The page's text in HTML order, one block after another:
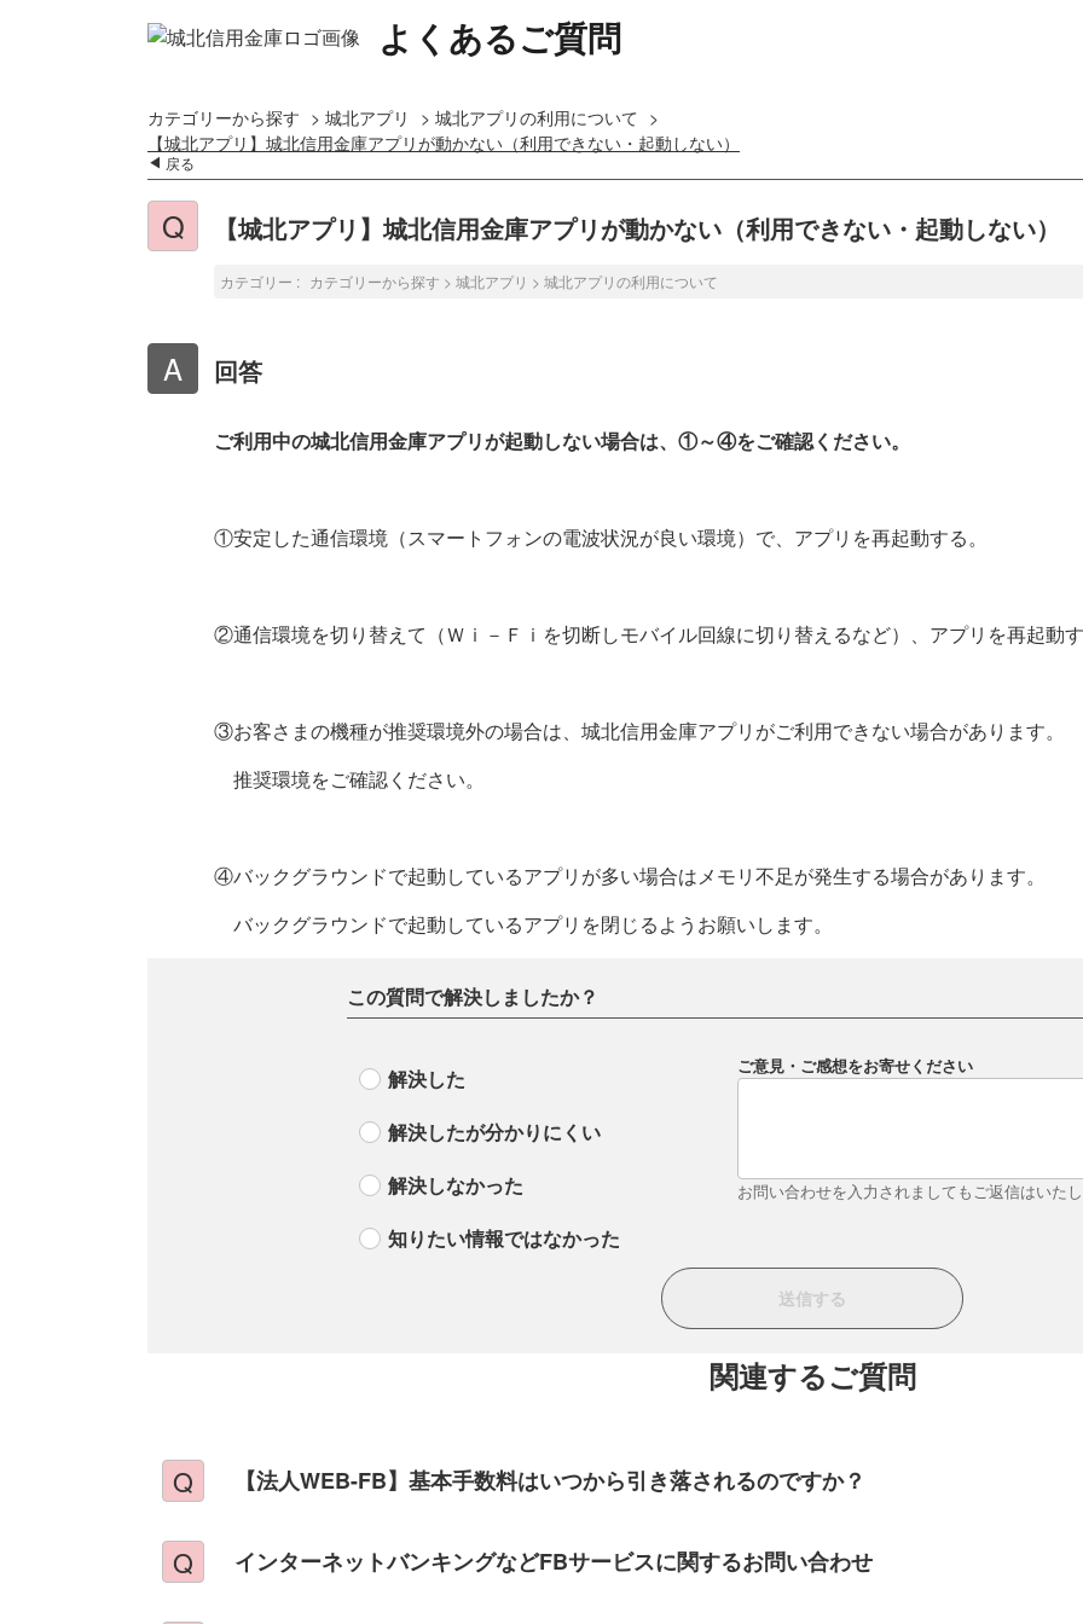
よくあるご質問
カテゴリーから探す > 城北アプリ > 城北アプリの利用について >
【城北アプリ】城北信用金庫アプリが動かない（利用できない・起動しない）
戻る
【城北アプリ】城北信用金庫アプリが動かない（利用できない・起動しない）
カテゴリー : カテゴリーから探す > 城北アプリ > 城北アプリの利用について
回答
ご利用中の城北信用金庫アプリが起動しない場合は、①～④をご確認ください。
①安定した通信環境（スマートフォンの電波状況が良い環境）で、アプリを再起動する。
②通信環境を切り替えて（Ｗｉ－Ｆｉを切断しモバイル回線に切り替えるなど）、アプリを再起動
③お客さまの機種が推奨環境外の場合は、城北信用金庫アプリがご利用できない場合があります。
推奨環境をご確認ください。
④バックグラウンドで起動しているアプリが多い場合はメモリ不足が発生する場合があります。
バックグラウンドで起動しているアプリを閉じるようお願いします。
この質問で解決しましたか？
解決した
解決したが分かりにくい
解決しなかった
知りたい情報ではなかった
ご意見・ご感想をお寄せください
お問い合わせを入力されましてもご返信はいた
関連するご質問
【法人WEB-FB】基本手数料はいつから引き落されるのですか？
インターネットバンキングなどFBサービスに関するお問い合わせ